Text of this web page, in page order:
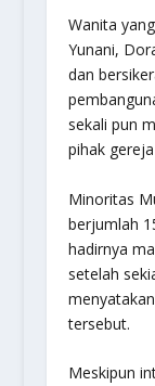
Wanita
Yunani,
dan
sekali pun
pihak
Minoritas
berjumlah
hadirnya
setelah
tersebut.
Meskipun